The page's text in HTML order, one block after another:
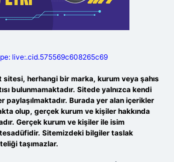
live:.cid.575569c608265c69
sitesi, herhangi bir marka, kurum veya şahıs
bulunmamaktadır. Sitede yalnızca kendi
paylaşılmaktadır. Burada yer alan içerikler
olup, gerçek kurum ve kişiler hakkında
Gerçek kurum ve kişiler ile isim
Sitemizdeki bilgiler taslak
taşımazlar.